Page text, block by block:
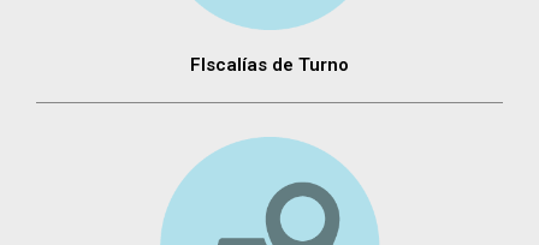
FIscalías de Turno